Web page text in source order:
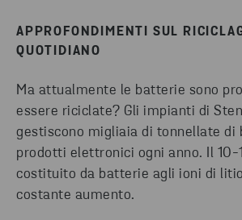
APPROFONDIMENTI SUL
QUOTIDIANO
Ma attualmente le batterie sono
essere riciclate? Gli impianti di
gestiscono migliaia di tonnellate di
prodotti elettronici ogni anno. Il 10-
costituito da batterie agli ioni di
costante aumento.